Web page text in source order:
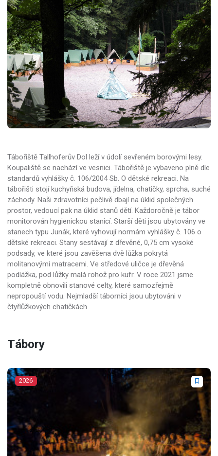
Tábořiště Tallhoferův Dol leží v údolí sevřeném borovými lesy.
Koupaliště se nachází ve vesnici. Tábořiště je vybaveno plně dle
standardů vyhlášky č. 106/2004 Sb. O dětské rekreaci. Na
tábořišti stojí kuchyňská budova, jídelna, chatičky, sprcha, suché
záchody. Naši zdravotníci pečlivě dbají na úklid společných
prostor, vedoucí pak na úklid stanů dětí. Každoročně je tábor
monitorován hygienickou stanicí. Starší děti jsou ubytovány ve
stanech typu Junák, které vyhovují normám vyhlášky č. 106 o
dětské rekreaci. Stany sestávají z dřevěné, 0,75 cm vysoké
podsady, ve které jsou zavěšena dvě lůžka pokrytá
molitanovými matracemi. Ve středové uličce je dřevěná
podlážka, pod lůžky malá rohož pro kufr. V roce 2021 jsme
kompletně obnovili stanové celty, které samozřejmě
nepropouští vodu. Nejmladší táborníci jsou ubytováni v
čtyřlůžkových chatičkách
Tábory
2026